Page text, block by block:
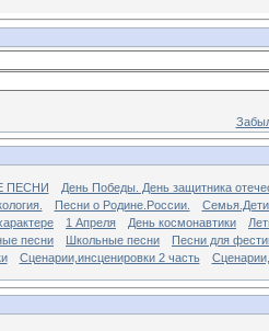
ПЕСНИ
День Победы. День защитника
Песни о Родине.России.
1 Апреля День космонавтики
песни Школьные песни
Песни для
Сценарии,инсценировки 2 часть